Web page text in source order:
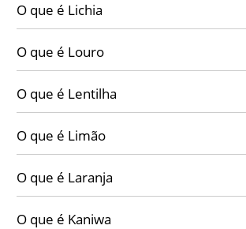
O que é Lichia
O que é Louro
O que é Lentilha
O que é Limão
O que é Laranja
O que é Kaniwa